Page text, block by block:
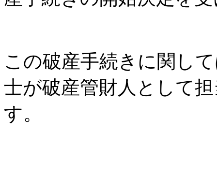
この破産手続きに関し
士が破産管財人として
す。